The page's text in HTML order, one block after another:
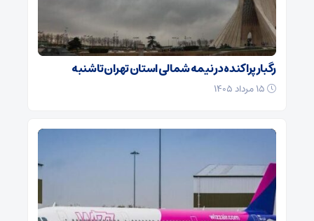
رگبار پراکنده در نیمه شمالی استان تهران تا شنبه